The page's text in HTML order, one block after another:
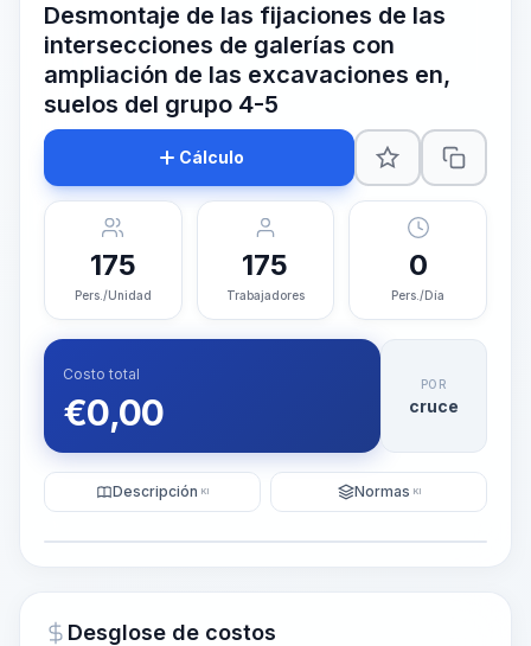
~15-30 Sek.
Desmontaje de las fijaciones de las
intersecciones de galerías con
ampliación de las excavaciones en,
suelos del grupo 4-5
Cálculo
175
Pers./Unidad
175
Trabajadores
0
Pers./Día
Costo total
€0,00
POR
cruce
Descripción KI Normas KI
Desglose de costos